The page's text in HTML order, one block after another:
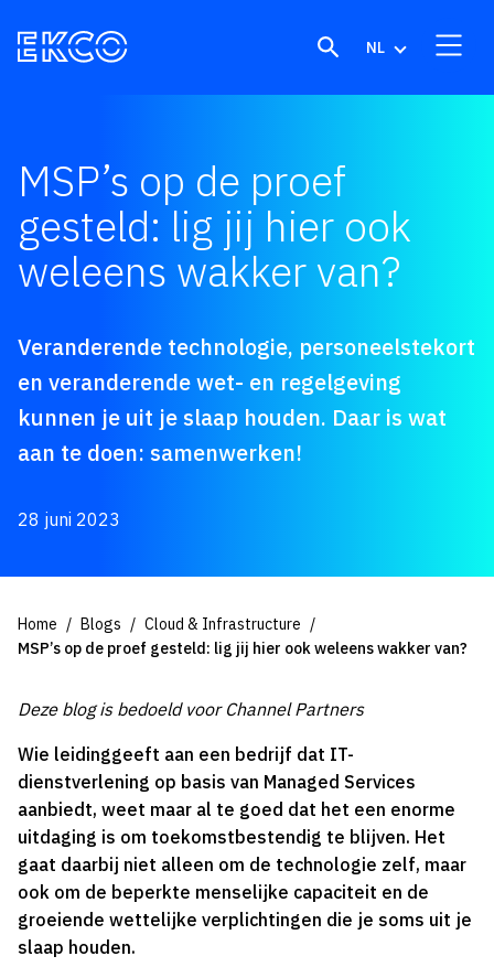
NL
MSP’s op de proef
gesteld: lig jij hier ook
weleens wakker van?
Veranderende technologie, personeelstekort
en veranderende wet- en regelgeving
kunnen je uit je slaap houden. Daar is wat
aan te doen: samenwerken!
28 juni 2023
Home Blogs
Cloud & Infrastructure
MSP’s op de proef gesteld: lig jij hier ook weleens wakker van?
Deze blog is bedoeld voor Channel Partners
Wie leidinggeeft aan een bedrijf dat IT-
dienstverlening op basis van Managed Services
aanbiedt, weet maar al te goed dat het een enorme
uitdaging is om toekomstbestendig te blijven. Het
gaat daarbij niet alleen om de technologie zelf, maar
ook om de beperkte menselijke capaciteit en de
groeiende wettelijke verplichtingen die je soms uit je
slaap houden.